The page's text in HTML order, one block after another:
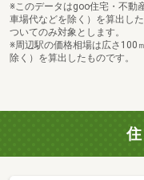
※このデータはgoo住宅・不動
車場代などを除く）を算出し
ついてのみ対象とします。
※周辺駅の価格相場は広さ100
除く）を算出したものです。